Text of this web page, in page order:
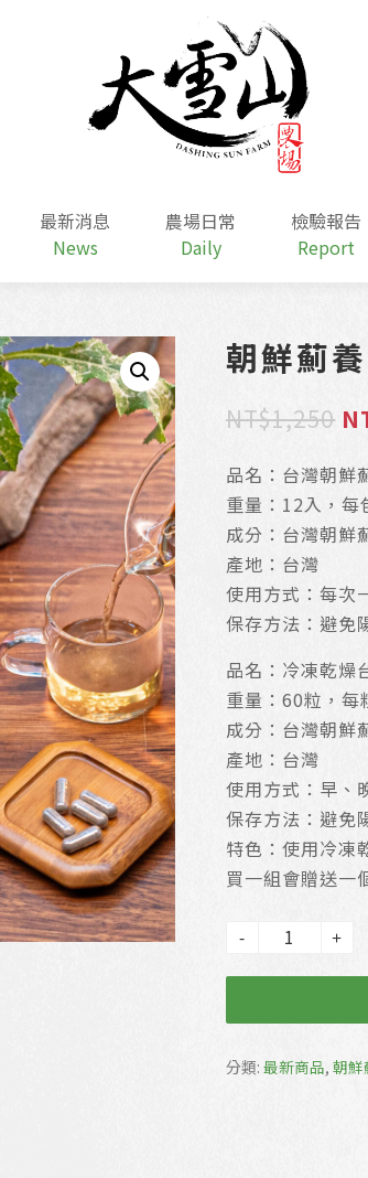
最新消息
News
農場日常
Daily
檢驗報告
Report
朝鮮薊
NT$1,250 原
價
格
N
$
1
2
5
0
品名：台灣朝鮮
重量：12入，每
成分：台灣朝鮮
產地：台灣
使用方式：每次
保存方法：避免
品名：冷凍乾燥
重量：60粒，每
成分：台灣朝鮮
產地：台灣
使用方式：早、
保存方法：避免
特色：使用冷凍
買一組會贈送一
朝鮮薊養生優惠套組
- +
分類: 最新商品, 朝鮮